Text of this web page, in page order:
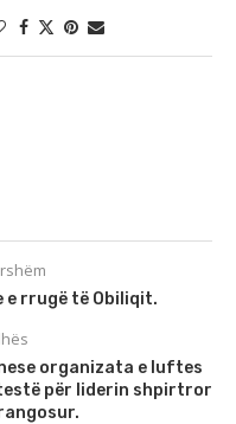
e rrugë të Obiliqit.
organizata e luftes
për liderin shpirtror